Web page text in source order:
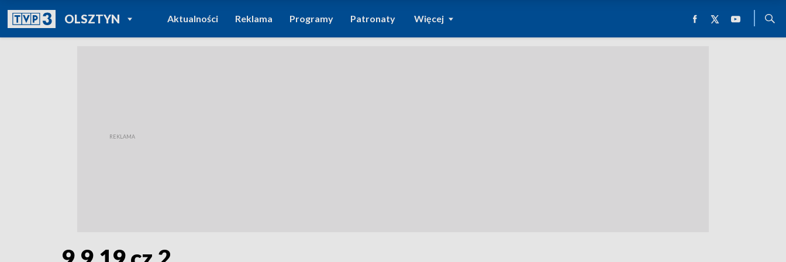
OLSZTYNPOWRÓT DO
TVP REGIONY
Aktualności Reklama Programy Patronaty Więcej